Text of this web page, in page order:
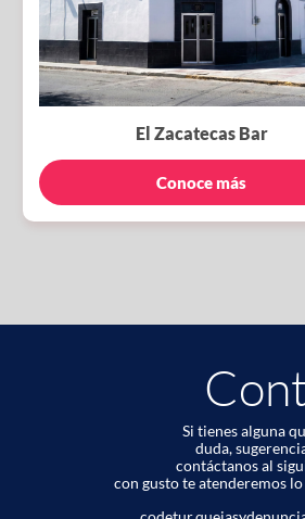
El Zacatecas Bar
Conoce más
Si tienes alguna
duda,
contáctanos al
con gusto te atenderemos